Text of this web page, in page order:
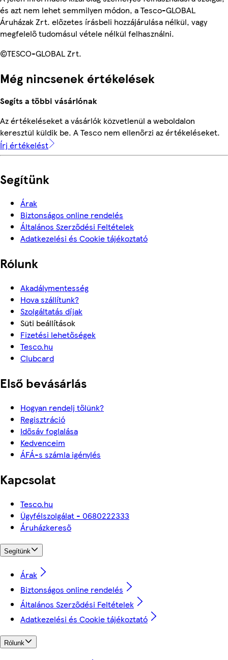
és azt nem lehet semmilyen módon, a Tesco-GLOBAL
Áruházak Zrt. előzetes írásbeli hozzájárulása nélkül, vagy
megfelelő tudomásul vétele nélkül felhasználni.
©TESCO-GLOBAL Zrt.
Még nincsenek értékelések
Segíts a többi vásárlónak
Az értékeléseket a vásárlók közvetlenül a weboldalon
keresztül küldik be. A Tesco nem ellenőrzi az értékeléseket.
Írj értékelést
Segítünk
Árak
Biztonságos online rendelés
Általános Szerződési Feltételek
Adatkezelési és Cookie tájékoztató
Rólunk
Akadálymentesség
Hova szállítunk?
Szolgáltatás díjak
Süti beállítások
Fizetési lehetőségek
Tesco.hu
Clubcard
Első bevásárlás
Hogyan rendelj tőlünk?
Regisztráció
Idősáv foglalása
Kedvenceim
ÁFÁ-s számla igénylés
Kapcsolat
Tesco.hu
Ügyfélszolgálat - 0680222333
Áruházkereső
Segítünk
Árak
Biztonságos online rendelés
Általános Szerződési Feltételek
Adatkezelési és Cookie tájékoztató
Rólunk